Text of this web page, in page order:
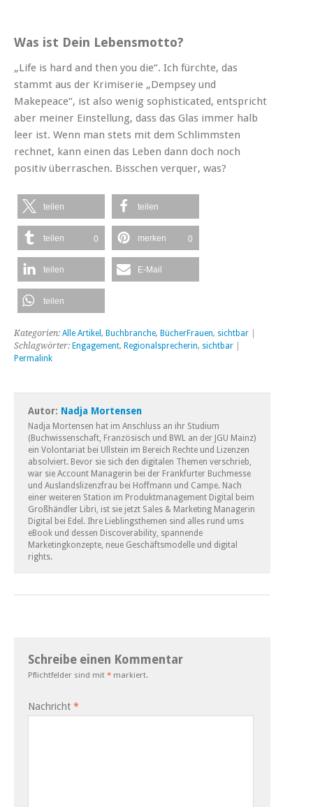
Was ist Dein Lebensmotto?
„Life is hard and then you die“. Ich fürchte, das
stammt aus der Krimiserie „Dempsey und
Makepeace“, ist also wenig sophisticated, entspricht
aber meiner Einstellung, dass das Glas immer halb
leer ist. Wenn man stets mit dem Schlimmsten
rechnet, kann einen das Leben dann doch noch
positiv überraschen. Bisschen verquer, was?
teilen teilen
teilen 0 merken 0
teilen E-Mail
teilen
Kategorien: Alle Artikel , Buchbranche, BücherFrauen, sichtbar
Schlagwörter: Engagement, Regionalsprecherin, sichtbar
Permalink
Autor: Nadja Mortensen
Nadja Mortensen hat im Anschluss an ihr Studium
(Buchwissenschaft, Französisch und BWL an der JGU Mainz)
ein Volontariat bei Ullstein im Bereich Rechte und Lizenzen
absolviert. Bevor sie sich den digitalen Themen verschrieb,
war sie Account Managerin bei der Frankfurter Buchmesse
und Auslandslizenzfrau bei Hoffmann und Campe. Nach
einer weiteren Station im Produktmanagement Digital beim
Großhändler Libri, ist sie jetzt Sales & Marketing Managerin
Digital bei Edel. Ihre Lieblingsthemen sind alles rund ums
eBook und dessen Discoverability, spannende
Marketingkonzepte, neue Geschäftsmodelle und digital
rights.
Schreibe einen Kommentar
Pflichtfelder sind mit * markiert.
Nachricht *